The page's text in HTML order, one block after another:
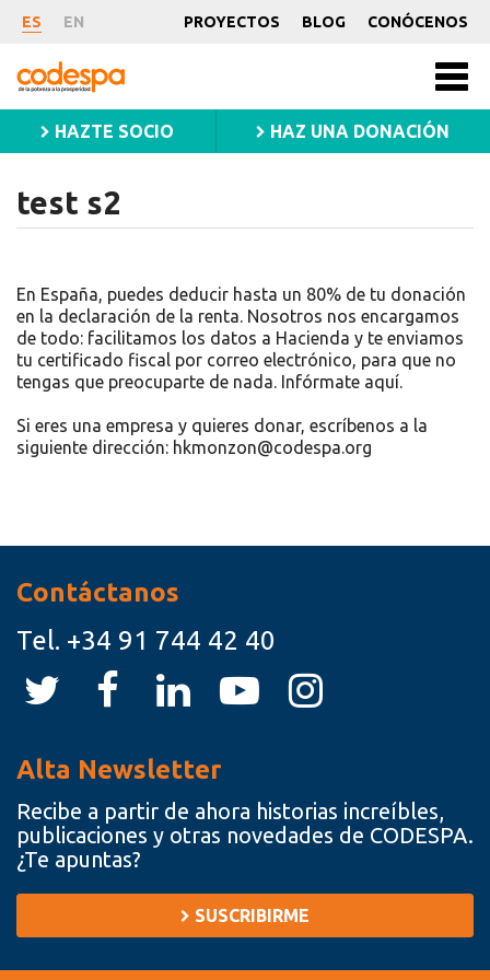
test
s2
ES EN PROYECTOS BLOG CONÓCENOS
CODESPA
HAZTE SOCIO HAZ UNA DONACIÓN
test s2
En España, puedes deducir hasta un 80% de tu donación
en la declaración de la renta. Nosotros nos encargamos
de todo: facilitamos los datos a Hacienda y te enviamos
tu certificado fiscal por correo electrónico, para que no
tengas que preocuparte de nada. Infórmate aquí.
Si eres una empresa y quieres donar, escríbenos a la
siguiente dirección: hkmonzon@codespa.org
Contáctanos
Tel. +34 91 744 42 40
Alta Newsletter
Recibe a partir de ahora historias increíbles,
publicaciones y otras novedades de CODESPA.
¿Te apuntas?
SUSCRIBIRME